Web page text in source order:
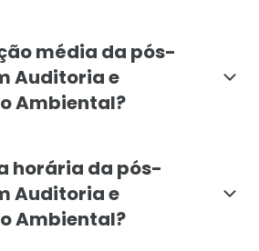
média da pós-
Auditoria e
Ambiental?
horária da pós-
Auditoria e
Ambiental?